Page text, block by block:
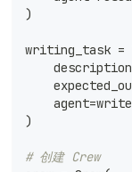
)
writing_task =
    description
    agent
=
)
# 创建 Crew